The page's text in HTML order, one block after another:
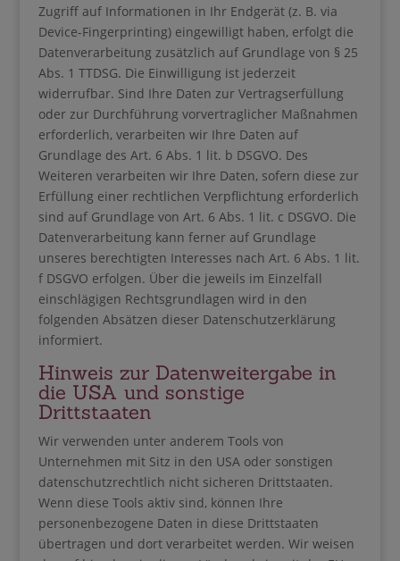
Zugriff auf Informationen in Ihr Endgerät (z. B. via
Device-Fingerprinting) eingewilligt haben, erfolgt die
Datenverarbeitung zusätzlich auf Grundlage von § 25
Abs. 1 TTDSG. Die Einwilligung ist jederzeit
widerrufbar. Sind Ihre Daten zur Vertragserfüllung
oder zur Durchführung vorvertraglicher Maßnahmen
erforderlich, verarbeiten wir Ihre Daten auf
Grundlage des Art. 6 Abs. 1 lit. b DSGVO. Des
Weiteren verarbeiten wir Ihre Daten, sofern diese zur
Erfüllung einer rechtlichen Verpflichtung erforderlich
sind auf Grundlage von Art. 6 Abs. 1 lit. c DSGVO. Die
Datenverarbeitung kann ferner auf Grundlage
unseres berechtigten Interesses nach Art. 6 Abs. 1 lit.
f DSGVO erfolgen. Über die jeweils im Einzelfall
einschlägigen Rechtsgrundlagen wird in den
folgenden Absätzen dieser Datenschutzerklärung
informiert.
Hinweis zur Datenweitergabe in
die USA und sonstige
Drittstaaten
Wir verwenden unter anderem Tools von
Unternehmen mit Sitz in den USA oder sonstigen
datenschutzrechtlich nicht sicheren Drittstaaten.
Wenn diese Tools aktiv sind, können Ihre
personenbezogene Daten in diese Drittstaaten
übertragen und dort verarbeitet werden. Wir weisen